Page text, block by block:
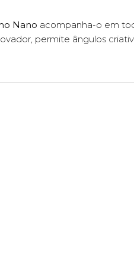
Nano acompanha-o em
permite ângulos